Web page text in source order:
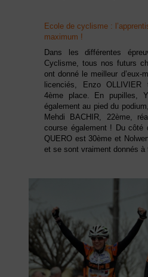
Ecole de cyclisme :
maximum !
Dans les différentes
Cyclisme, tous nos futurs
ont donné le meilleur d’eux-
licenciés, Enzo
4ème place. En pupilles,
également au pied du
Mehdi BACHIR, 22ème,
course également ! Du côté
QUERO est 30ème et
et se sont vraiment donnés à